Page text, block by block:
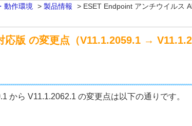
動作環境 > 製品情報 > ESET Endpoint アンチウイルス
版 の変更点（V11.1.2059.1 →
から V11.1.2062.1 の変更点は以下の通りです。